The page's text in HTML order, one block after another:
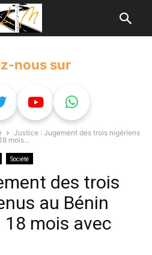
nous sur
Justice : Jugement des trois nigériens
mois...
Société
des trois
au Bénin
mois avec